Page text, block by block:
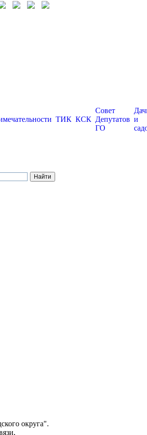
ТИК КСК
Совет
Депутатов
ГО
и
округа".